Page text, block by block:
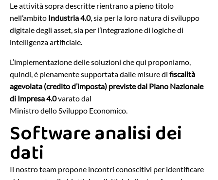
Le attività sopra descritte rientrano a pieno titolo
nell’ambito Industria 4.0, sia per la loro natura di sviluppo
digitale degli asset, sia per l’integrazione di logiche di
intelligenza artificiale.
L’implementazione delle soluzioni che qui proponiamo,
quindi, è pienamente supportata dalle misure di fiscalità
agevolata (credito d’imposta) previste dal Piano Nazionale
di Impresa 4.0varato dal
Ministro dello Sviluppo Economico.
Software analisi dei
dati
Il nostro team propone incontri conoscitivi per identificare